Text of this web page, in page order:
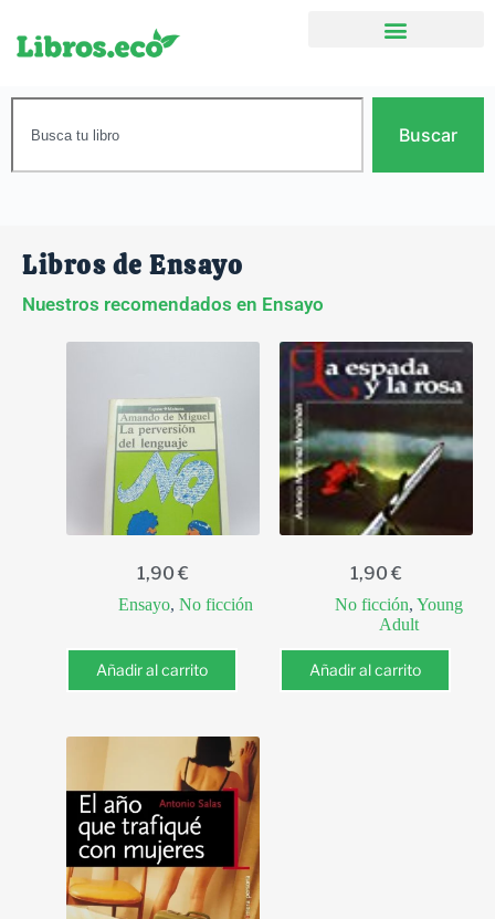
Buscar
Libros de Ensayo
Nuestros recomendados en Ensayo
1,90 €
Ensayo, No ficción
Añadir al carrito
1,90 €
No ficción, Young
Adult
Añadir al carrito